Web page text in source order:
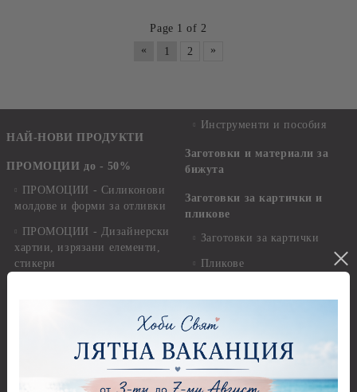
Page 1 of 2
«
1 2 »
НАЙ-НОВИ ПРОДУКТИ
ПРОМОЦИИ до - 50%
ПРОМОЦИИ - Силиконови
молдове и форми за отливки
ПРОМОЦИИ - Дизайнерски
хартии, изрязани елементи,
стикери
ПРОМОЦИИ - Копчета,
мъниста, брадс и айлет
ПРОМОЦИИ - Бои
Инструменти и пособия
Заготовки и материали за
бижута
Заготовки за картички и
пликове
Заготовки за картички
Пликове
Стикери
Квилинг